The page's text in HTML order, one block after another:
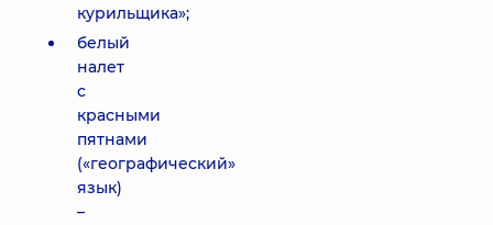
курильщика»;
белый
налет
с
красными
пятнами
(«географический»
язык)
–